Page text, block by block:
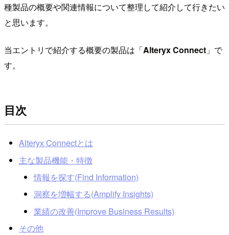
種製品の概要や関連情報について整理して紹介して行きたい
と思います。
当エントリで紹介する概要の製品は「Alteryx Connect 」で
す。
目次
Alteryx Connectとは
主な製品機能・特徴
情報を探す(Find Information)
洞察を増幅する(Amplify Insights)
業績の改善(Improve Business Results)
その他